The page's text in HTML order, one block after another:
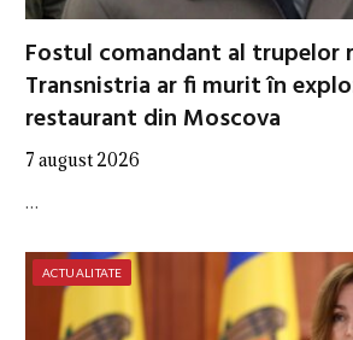
Fostul comandant al trupelor
Transnistria ar fi murit în
restaurant din Moscova
7 august 2026
…
ACTUALITATE